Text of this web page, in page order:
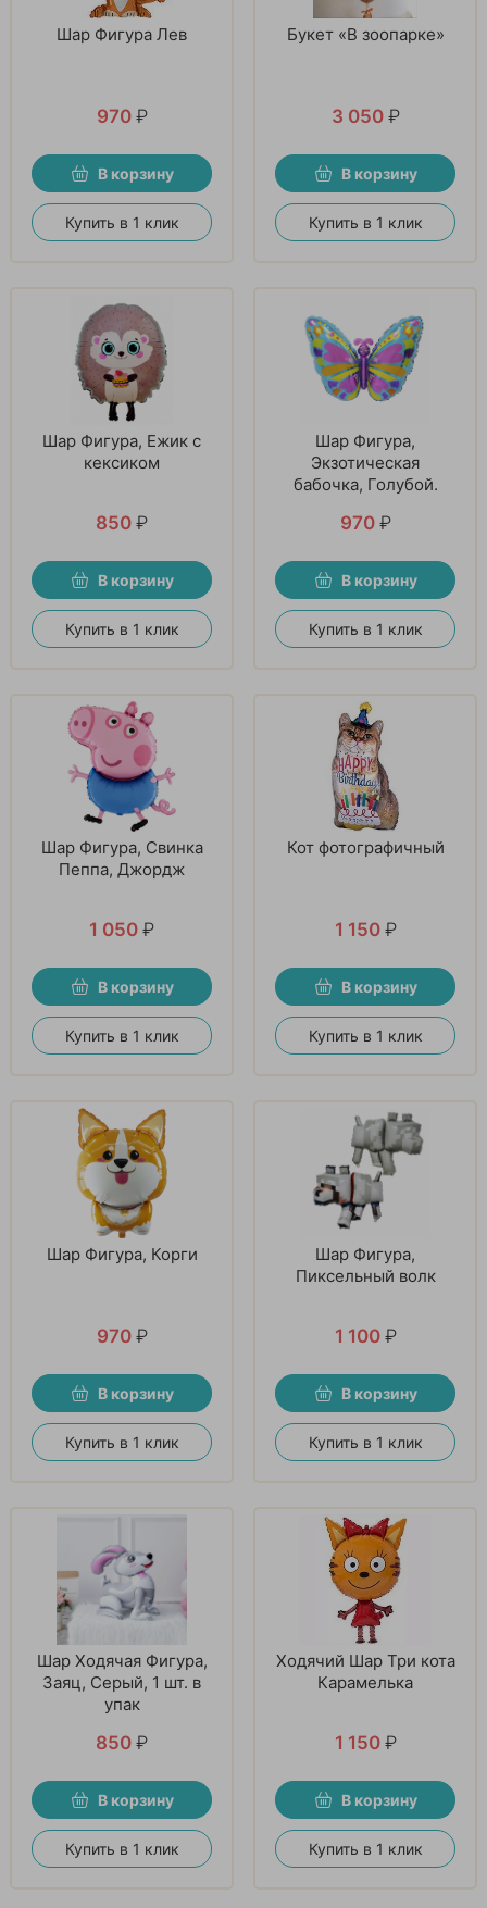
Шар Фигура Лев
970 ₽
В корзину
Купить в 1 клик
Букет «В зоопарке»
3 050 ₽
В корзину
Купить в 1 клик
Шар Фигура, Ежик с
кексиком
850 ₽
В корзину
Купить в 1 клик
Шар Фигура,
Экзотическая
бабочка, Голубой.
970 ₽
В корзину
Купить в 1 клик
Шар Фигура, Свинка
Пеппа, Джордж
1 050 ₽
В корзину
Купить в 1 клик
Кот фотографичный
1 150 ₽
В корзину
Купить в 1 клик
Шар Фигура, Корги
970 ₽
В корзину
Купить в 1 клик
Шар Фигура,
Пиксельный волк
1 100 ₽
В корзину
Купить в 1 клик
Шар Ходячая Фигура,
Заяц, Серый, 1 шт. в
упак
850 ₽
В корзину
Купить в 1 клик
Ходячий Шар Три кота
Карамелька
1 150 ₽
В корзину
Купить в 1 клик